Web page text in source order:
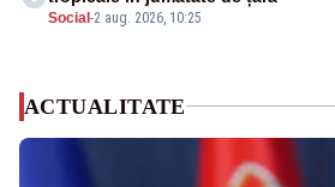
Social-2 aug. 2026, 10:25
ACTUALITATE